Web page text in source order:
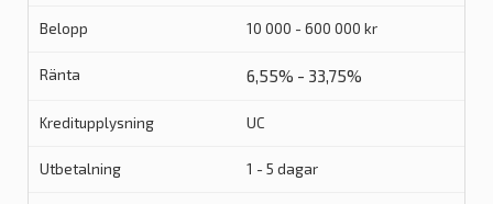
10 000 - 600 000 kr
6,55% - 33,75%
UC
1 - 5 dagar